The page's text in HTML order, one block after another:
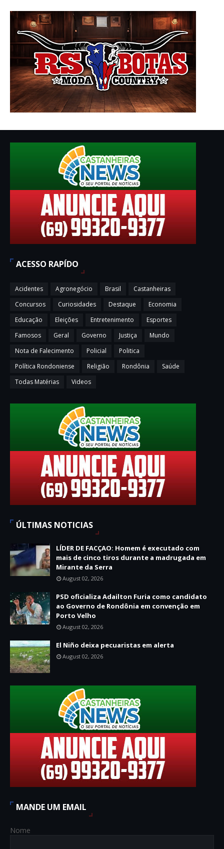
ACESSO RAPÍDO
Acidentes Agronegócio Brasil
Castanheiras
Concursos
Curiosidades Destaque
Economia
Educação
Eleições Entretenimento
Esportes
Famosos
Geral Governo Justiça
Mundo
Nota de Falecimento
Policial
Politica
Política Rondoniense
Religião Rondônia
Saúde
Todas Matérias
Videos
ÚLTIMAS NOTICIAS
LÍDER DE FACÇAO: Homem é executado com
mais de cinco tiros durante a madrugada em
Mirante da Serra
August 02, 2026
PSD oficializa Adailton Furia como candidato
ao Governo de Rondônia em convenção em
Porto Velho
August 02, 2026
El Niño deixa pecuaristas em alerta
August 02, 2026
MANDE UM EMAIL
Nome